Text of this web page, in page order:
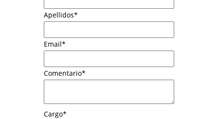
Apellidos*
Email*
Comentario*
Cargo*